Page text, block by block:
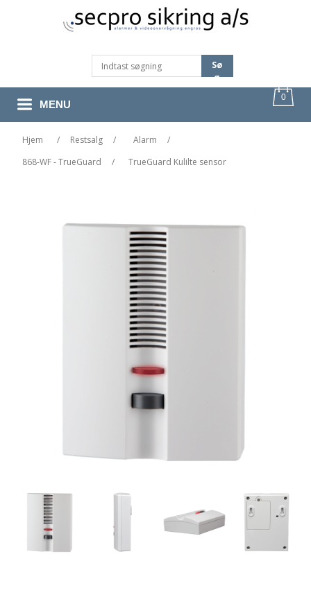
Sø
G
0
MENU
Hjem / Restsalg / Alarm
/
868-WF - TrueGuard
/ TrueGuard Kulilte sensor